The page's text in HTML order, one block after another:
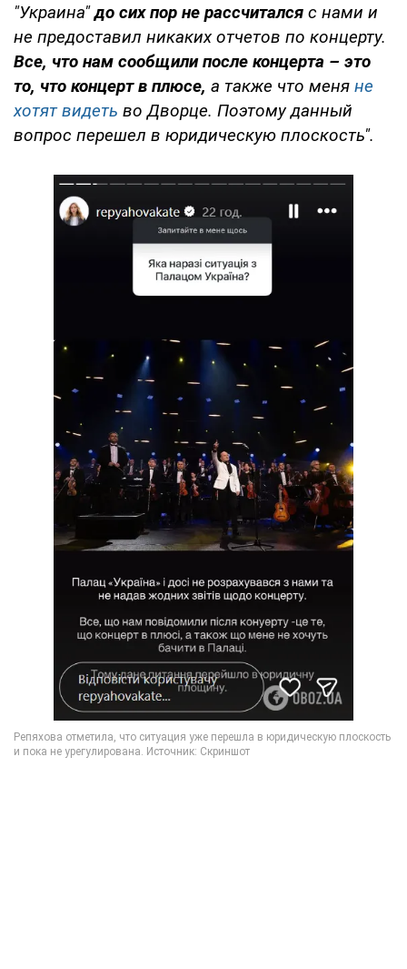
"Украина"до сих пор не рассчитался с нами и
не предоставил никаких отчетов по концерту.
Все, что нам сообщили после концерта – это
то, что концерт в плюсе, а также что меня не
хотят видеть во Дворце. Поэтому данный
вопрос перешел в юридическую плоскость".